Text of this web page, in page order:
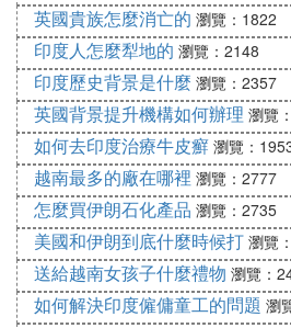
英國貴族怎麼消亡的 瀏覽：1822
印度人怎麼犁地的 瀏覽：2148
印度歷史背景是什麼 瀏覽：2357
英國背景提升機構如何辦理 瀏覽
如何去印度治療牛皮癬 瀏覽：
越南最多的廠在哪裡 瀏覽：2777
怎麼買伊朗石化產品 瀏覽：2735
美國和伊朗到底什麼時候打 瀏覽
送給越南女孩子什麼禮物 瀏覽：
如何解決印度僱傭童工的問題 瀏